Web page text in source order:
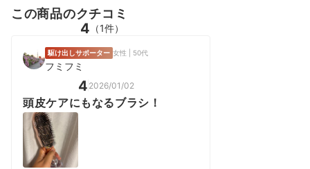
この商品のクチコミ
4 （1件）
駆け出しサポーター 女性 | 50代
フミフミ
4 2026/01/02
頭皮ケアにもなるブラシ！